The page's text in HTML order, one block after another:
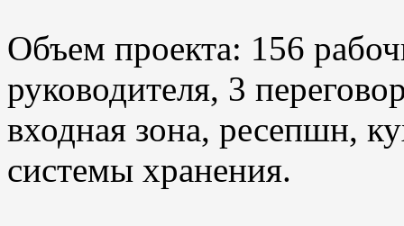
Объем проекта: 156
руководителя, 3
входная зона, ресепшн,
системы хранения.